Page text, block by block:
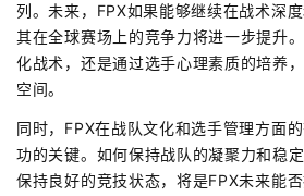
列。未来，FPX如果能够继续在战术深
其在全球赛场上的竞争力将进一步提升
化战术，还是通过选手心理素质的培养
空间。
同时，FPX在战队文化和选手管理方面
功的关键。如何保持战队的凝聚力和稳
保持良好的竞技状态，将是FPX未来能